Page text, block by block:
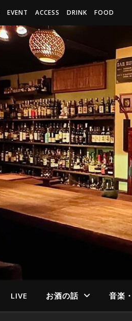
EVENT ACCESS DRINK FOOD
LIVE お酒の話 音楽